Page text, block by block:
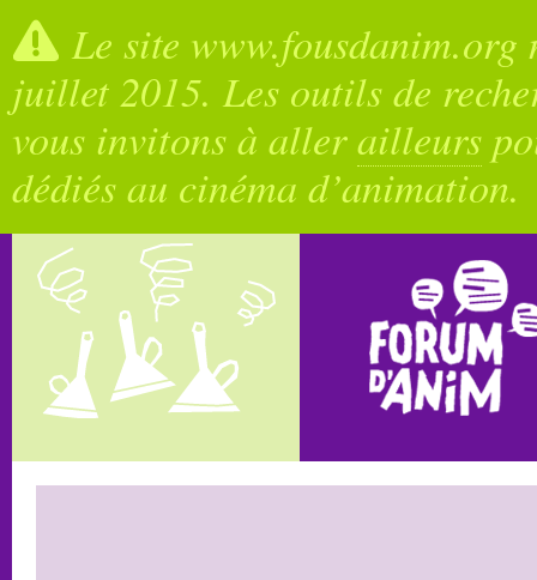
Le site
juillet 2015. Les outils de
vous invitons à allerailleurs
dédiés au cinéma d’animation.